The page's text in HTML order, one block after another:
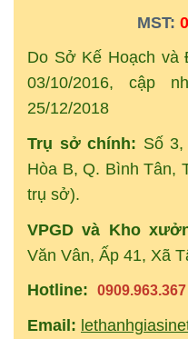
MST:
Do Sở Kế Hoạch và
03/10/2016, cập
25/12/2018
Trụ sở chính: Số
Hòa B, Q. Bình Tân,
trụ sở).
VPGD và Kho
Văn Vân, Ấp 41, Xã
Hotline:
Email: